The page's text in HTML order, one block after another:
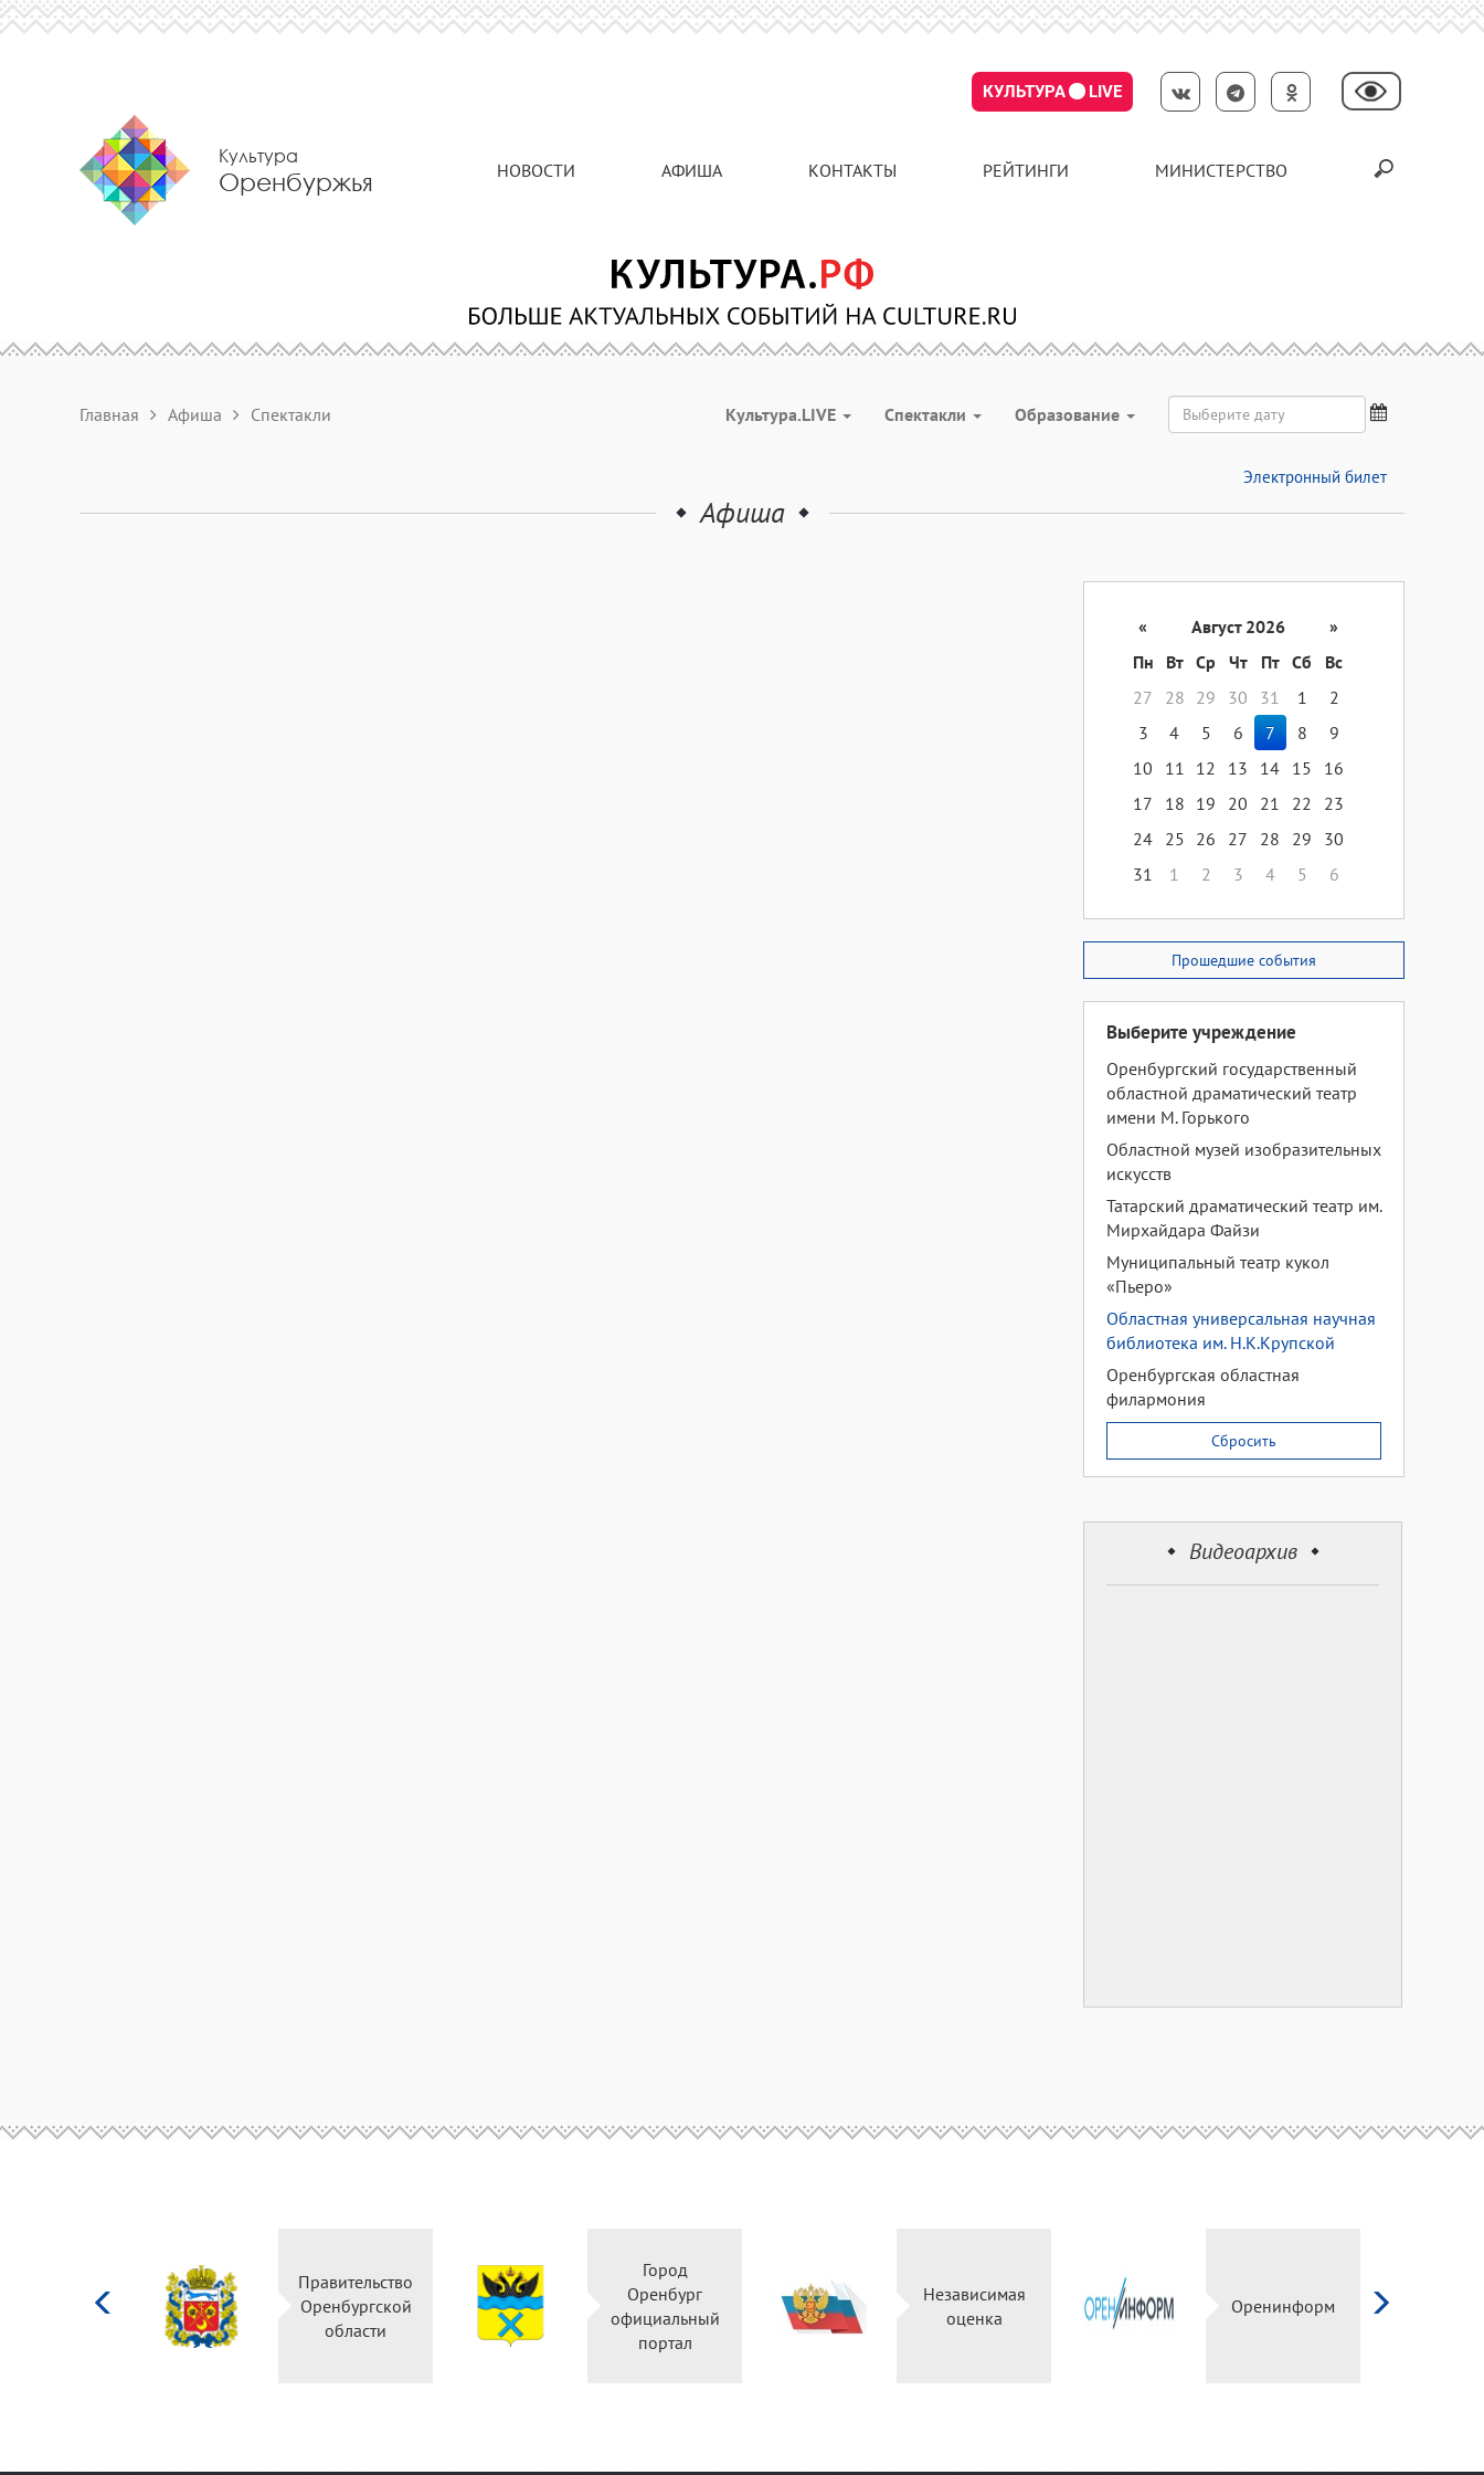
КУЛЬТУРА LIVE
Культура
Оренбуржья НОВОСТИ АФИША КОНТАКТЫ РЕЙТИНГИ МИНИСТЕРСТВО
Главная Афиша Спектакли Культура.LIVE Спектакли Образование
Электронный билет
Афиша
« Август 2026
»
Пн
Вт Ср Чт Пт Сб
Вс
27
28 29 30 31 1
2
3
4 5 6 7 8
9
10
11 12 13 14 15
16
17
18 19 20 21 22
23
24 25 26 27 28 29
30
31
1 2 3 4 5 6
Прошедшие события
Выберите учреждение
Оренбургский государственный
областной драматический театр
имени М. Горького
Областной музей изобразительных
искусств
Татарский драматический театр им.
Мирхайдара Файзи
Муниципальный театр кукол
«Пьеро»
Областная универсальная научная
библиотека им. Н.К.Крупской
Оренбургская областная
филармония
Сбросить
Видеоархив
Правительство
Оренбургской
области
Город
Оренбург
официальный
портал
Независимая
оценка
Оренинформ